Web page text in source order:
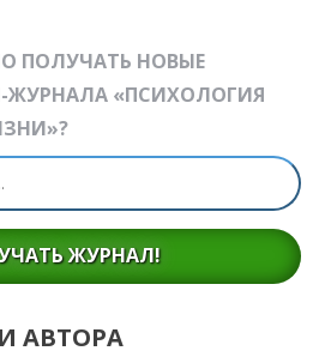
ПОЛУЧАТЬ НОВЫЕ
«ПСИХОЛОГИЯ
ЖУРНАЛ!
АВТОРА